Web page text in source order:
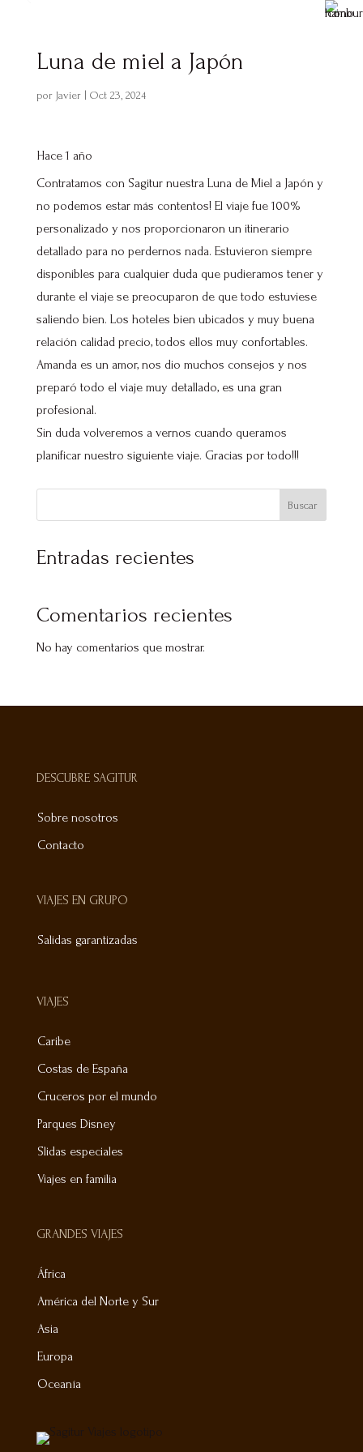
Luna de miel a Japón
por Javier| Oct 23, 2024
Hace 1 año
Contratamos con Sagitur nuestra Luna de Miel a Japón y
no podemos estar más contentos! El viaje fue 100%
personalizado y nos proporcionaron un itinerario
detallado para no perdernos nada. Estuvieron siempre
disponibles para cualquier duda que pudieramos tener y
durante el viaje se preocuparon de que todo estuviese
saliendo bien. Los hoteles bien ubicados y muy buena
relación calidad precio, todos ellos muy confortables.
Amanda es un amor, nos dio muchos consejos y nos
preparó todo el viaje muy detallado, es una gran
profesional.
Sin duda volveremos a vernos cuando queramos
planificar nuestro siguiente viaje. Gracias por todo!!!
Buscar
Entradas recientes
Comentarios recientes
No hay comentarios que mostrar.
DESCUBRE SAGITUR
Sobre nosotros
Contacto
VIAJES EN GRUPO
Salidas garantizadas
VIAJES
Caribe
Costas de España
Cruceros por el mundo
Parques Disney
Slidas especiales
Viajes en familia
GRANDES VIAJES
África
América del Norte y Sur
Asia
Europa
Oceanía